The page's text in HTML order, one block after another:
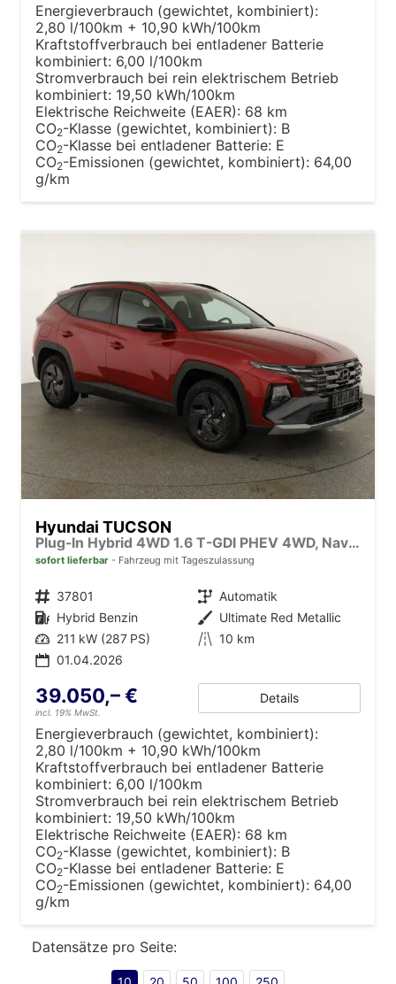
Energieverbrauch (gewichtet, kombiniert):
2,80 l/100km + 10,90 kWh/100km
Kraftstoffverbrauch bei entladener Batterie
kombiniert: 6,00 l/100km
Stromverbrauch bei rein elektrischem Betrieb
kombiniert: 19,50 kWh/100km
Elektrische Reichweite (EAER): 68 km
CO2-Klasse (gewichtet, kombiniert): B
CO2-Klasse bei entladener Batterie: E
CO2-Emissionen (gewichtet, kombiniert): 64,00
g/km
Hyundai TUCSON
Plug-In Hybrid 4WD 1.6 T-GDI PHEV 4WD, Navi, Kamera, Side, Winter
sofort lieferbar Fahrzeug mit Tageszulassung
Fahrzeugnr. 37801 Getriebe Automatik
Kraftstoff Hybrid Benzin Außenfarbe Ultimate Red Metallic
Leistung 211 kW (287 PS) Kilometerstand 10 km
01.04.2026
39.050,– €
incl. 19% MwSt.
Details
Energieverbrauch (gewichtet, kombiniert):
2,80 l/100km + 10,90 kWh/100km
Kraftstoffverbrauch bei entladener Batterie
kombiniert: 6,00 l/100km
Stromverbrauch bei rein elektrischem Betrieb
kombiniert: 19,50 kWh/100km
Elektrische Reichweite (EAER): 68 km
CO2-Klasse (gewichtet, kombiniert): B
CO2-Klasse bei entladener Batterie: E
CO2-Emissionen (gewichtet, kombiniert): 64,00
g/km
Datensätze pro Seite: